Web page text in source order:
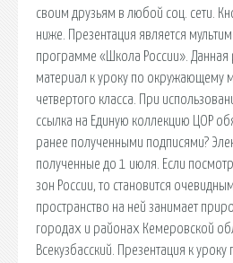
своим друзьям в любой соц. сети.
ниже. Презентация является
программе «Школа России». Данная
материал к уроку по окружающему
четвертого класса. При
ссылка на Единую коллекцию ЦОР
ранее полученными подписями?
полученные до 1 июля. Если
зон России, то становится
пространство на ней занимает
городах и районах Кемеровской
Всекузбасский. Презентация к